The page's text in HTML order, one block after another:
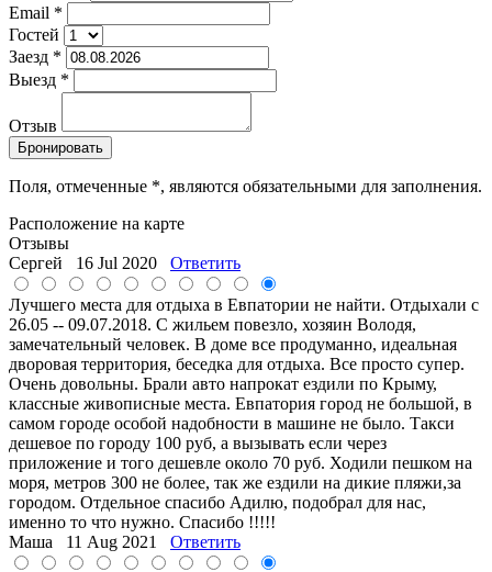
Email *
Гостей
Заезд *
Выезд *
Отзыв
Поля, отмеченные *, являются обязательными для заполнения.
Расположение на карте
Отзывы
Сергей 16 Jul 2020 Ответить
Лучшего места для отдыха в Евпатории не найти. Отдыхали с
26.05 -- 09.07.2018. С жильем повезло, хозяин Володя,
замечательный человек. В доме все продуманно, идеальная
дворовая территория, беседка для отдыха. Все просто супер.
Очень довольны. Брали авто напрокат ездили по Крыму,
классные живописные места. Евпатория город не большой, в
самом городе особой надобности в машине не было. Такси
дешевое по городу 100 руб, а вызывать если через
приложение и того дешевле около 70 руб. Ходили пешком на
моря, метров 300 не более, так же ездили на дикие пляжи,за
городом. Отдельное спасибо Адилю, подобрал для нас,
именно то что нужно. Спасибо !!!!!
Маша 11 Aug 2021 Ответить